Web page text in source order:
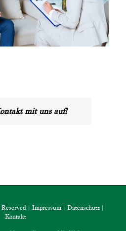
mit uns auf!
| Impressum | Datenschutz |
Kontakt